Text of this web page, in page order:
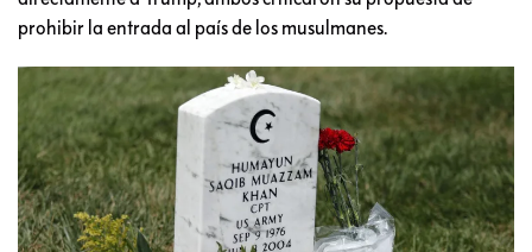
prohibir la entrada al país de los musulmanes.